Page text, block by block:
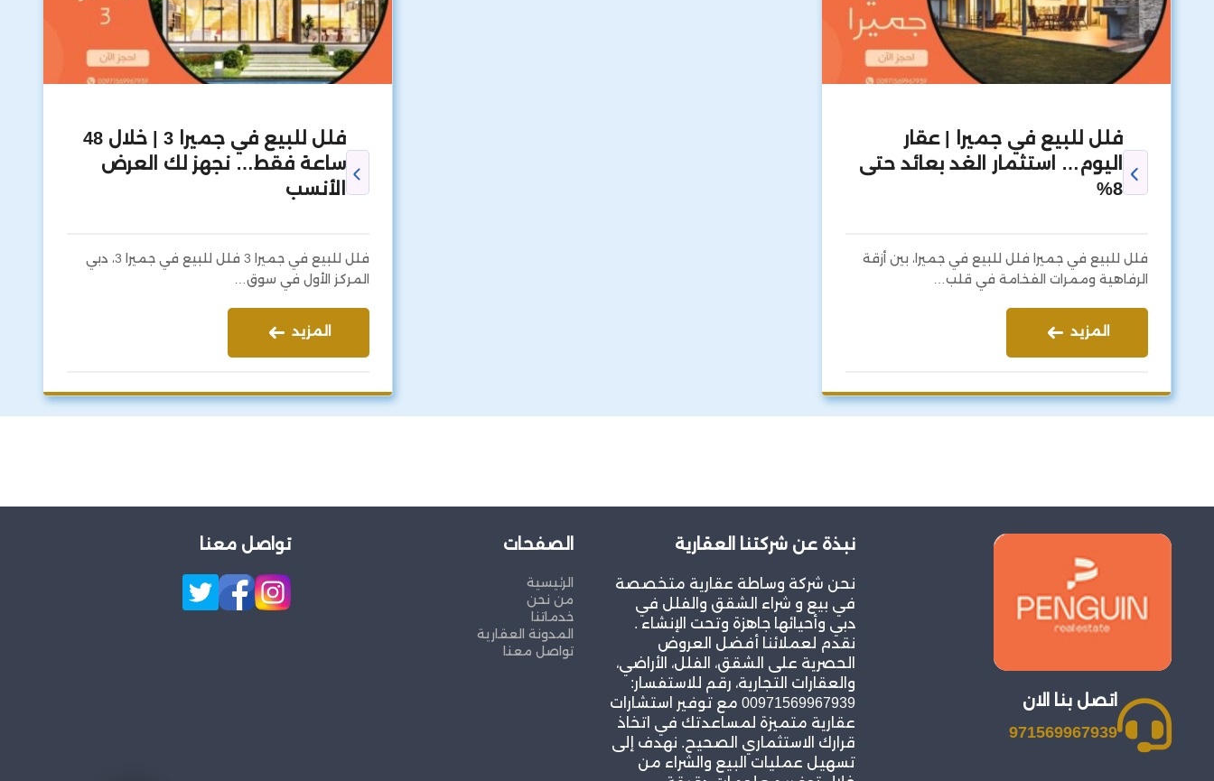
فلل للبيع في جميرا | عقار
اليوم… استثمار الغد بعائد حتى
8%
فلل للبيع في جميرا فلل للبيع في جميرا، بين أزقة
الرفاهية وممرات الفخامة في قلب…
المزيد
فلل للبيع في جميرا 3 | خلال 48
ساعة فقط… نجهز لك العرض
الأنسب
فلل للبيع في جميرا 3 فلل للبيع في جميرا 3، دبي
المركز الأول في سوق…
المزيد
اتصل بنا الان
971569967939
نبذة عن شركتنا العقارية
نحن شركة وساطة عقارية متخصصة
في بيع و شراء الشقق والفلل في
دبي وأحيائها جاهزة وتحت الإنشاء .
نقدم لعملائنا أفضل العروض
الحصرية على الشقق، الفلل، الأراضي،
والعقارات التجارية، رقم للاستفسار:
00971569967939 مع توفير استشارات
عقارية متميزة لمساعدتك في اتخاذ
قرارك الاستثماري الصحيح. نهدف إلى
تسهيل عمليات البيع والشراء من
الصفحات
الرئيسية
من نحن
خدماتنا
المدونة العقارية
تواصل معنا
تواصل معنا